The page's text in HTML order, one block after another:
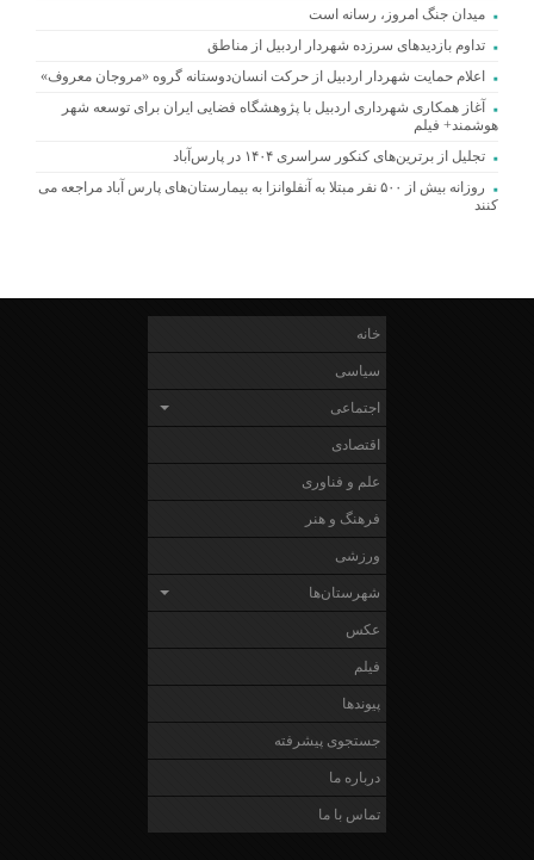
میدان جنگ امروز، رسانه است
تداوم بازدیدهای سرزده شهردار اردبیل از مناطق
اعلام حمایت شهردار اردبیل از حرکت انسان‌دوستانه گروه «مروجان معروف»
آغاز همکاری شهرداری اردبیل با پژوهشگاه فضایی ایران برای توسعه شهر
هوشمند+ فیلم
تجلیل از برترین‌های کنکور سراسری ۱۴۰۴ در پارس‌آباد
روزانه بیش از ۵۰۰ نفر مبتلا به آنفلوانزا به بیمارستان‌های پارس آباد مراجعه می
کنند
خانه
سیاسی
اجتماعی
اقتصادی
علم و فناوری
فرهنگ و هنر
ورزشی
شهرستان‌ها
عکس
فیلم
پیوندها
جستجوی پیشرفته
درباره ما
تماس با ما